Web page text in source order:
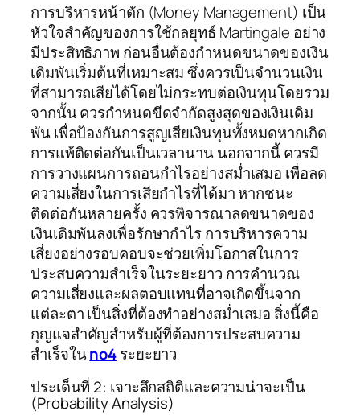
การบริหารหน้าตัก (Money Management) เป็น
หัวใจสำคัญของการใช้กลยุทธ์ Martingale อย่าง
มีประสิทธิภาพ ก่อนอื่นต้องกำหนดขนาดของเงิน
เดิมพันเริ่มต้นที่เหมาะสม ซึ่งควรเป็นจำนวนเงิน
ที่สามารถเสียได้โดยไม่กระทบต่อเงินทุนโดยรวม
จากนั้น ควรกำหนดขีดจำกัดสูงสุดของเงินเดิม
พัน เพื่อป้องกันการสูญเสียเงินทุนทั้งหมดหากเกิด
การแพ้ติดต่อกันเป็นเวลานาน นอกจากนี้ ควรมี
การวางแผนการถอนกำไรอย่างสม่ำเสมอ เพื่อลด
ความเสี่ยงในการเสียกำไรที่ได้มา หากชนะ
ติดต่อกันหลายครั้ง ควรพิจารณาลดขนาดของ
เงินเดิมพันลงเพื่อรักษากำไร การบริหารความ
เสี่ยงอย่างรอบคอบจะช่วยเพิ่มโอกาสในการ
ประสบความสำเร็จในระยะยาว การคำนวณ
ความเสี่ยงและผลตอบแทนที่อาจเกิดขึ้นจาก
แต่ละตา เป็นสิ่งที่ต้องทำอย่างสม่ำเสมอ สิ่งนี้คือ
กุญแจสำคัญสำหรับผู้ที่ต้องการประสบความ
สำเร็จในno4ระยะยาว
ประเด็นที่ 2: เจาะลึกสถิติและความน่าจะเป็น
(Probability Analysis)